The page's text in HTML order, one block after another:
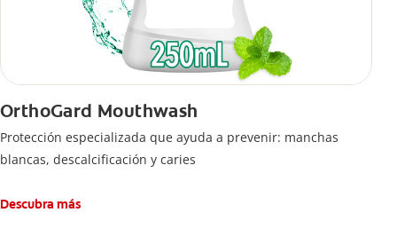
OrthoGard Mouthwash
Protección especializada que ayuda a prevenir: manchas
blancas, descalcificación y caries
Descubra más